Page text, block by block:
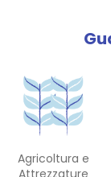
Agricoltura e
Attrezzature